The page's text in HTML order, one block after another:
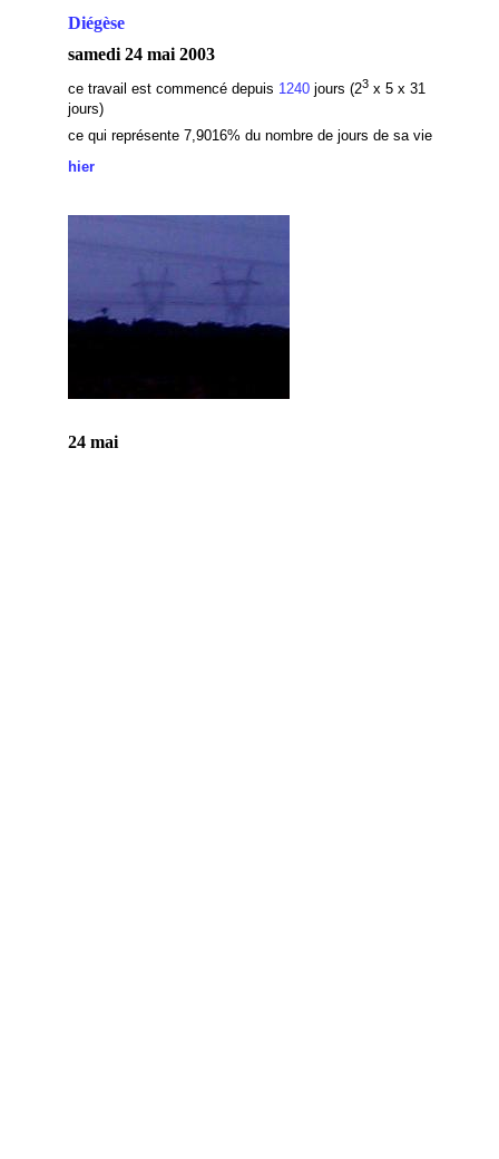
Diégèse
samedi 24 mai 2003
ce travail est commencé depuis 1240jours (23x 5 x 31
jours)
ce qui représente 7,9016% du nombre de jours de sa vie
hier
24 mai